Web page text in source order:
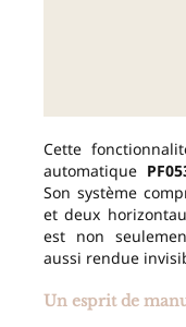
Cette
automatique
Son système
et deux
est non
aussi rendue
Un esprit de